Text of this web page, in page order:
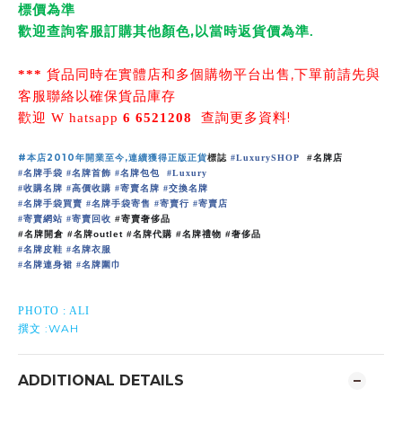
標價為準
歡迎查詢客服訂購其他顏色, 以當時返貨價為準.
*** 貨品同時在實體店和多個購物平台出售 ,下單前請先與
客服聯絡以確保貨品庫存
歡迎 W hatsapp 6 6521208 查詢更多資料!
#本店2010年開業至今,連續獲得正版正貨標誌 #LuxurySHOP #名牌店
#名牌手袋 #名牌首飾 #名牌包包 #Luxury
#收購名牌 #高價收購 #寄賣名牌 #交換名牌
#名牌手袋買賣 #名牌手袋寄售 #寄賣行 #寄賣店
#寄賣網站 #寄賣回收 #寄賣奢侈品
#名牌開倉 #名牌outlet #名牌代購 #名牌禮物 #奢侈品
#名牌皮鞋 #名牌衣服
#名牌連身裙 #名牌圍巾
PHOTO : ALI
撰文 :WAH
ADDITIONAL DETAILS